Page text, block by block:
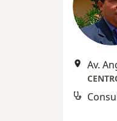
Av.